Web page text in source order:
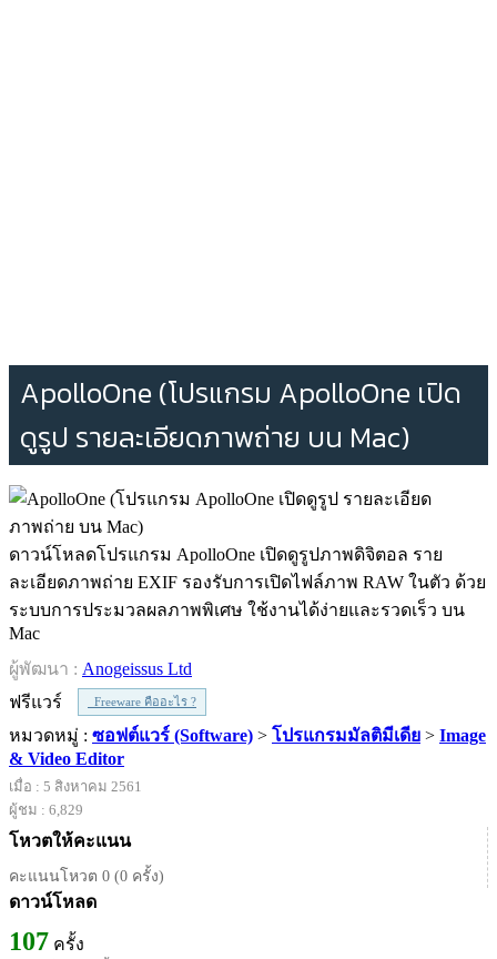
ApolloOne (โปรแกรม ApolloOne เปิด
ดูรูป รายละเอียดภาพถ่าย บน Mac)
ดาวน์โหลดโปรแกรม ApolloOne เปิดดูรูปภาพดิจิตอล ราย
ละเอียดภาพถ่าย EXIF รองรับการเปิดไฟล์ภาพ RAW ในตัว ด้วย
ระบบการประมวลผลภาพพิเศษ ใช้งานได้ง่ายและรวดเร็ว บน
Mac
ผู้พัฒนา : Anogeissus Ltd
ฟรีแวร์
Freeware คืออะไร ?
หมวดหมู่ : ซอฟต์แวร์ (Software) > โปรแกรมมัลติมีเดีย > Image
& Video Editor
เมื่อ : 5 สิงหาคม 2561
ผู้ชม : 6,829
โหวตให้คะแนน
คะแนนโหวต 0 (0 ครั้ง)
ดาวน์โหลด
107 ครั้ง